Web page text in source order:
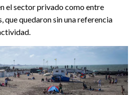
el sector privado como entre
que quedaron sin una referencia